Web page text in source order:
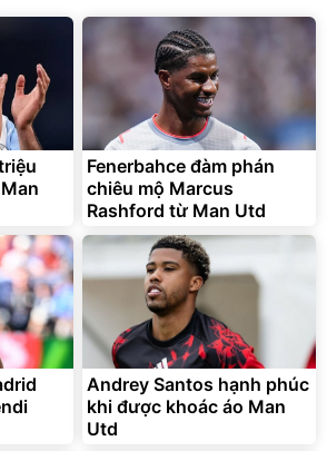
Fenerbahce đàm phán
chiêu mộ Marcus
Rashford từ Man Utd
Andrey Santos hạnh phúc
khi được khoác áo Man
Utd